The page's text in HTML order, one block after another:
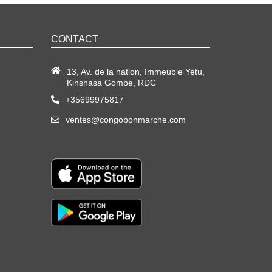
CONTACT
13, Av. de la nation, Immeuble Yetu,
Kinshasa Gombe, RDC
+35699975817
ventes@congobonmarche.com